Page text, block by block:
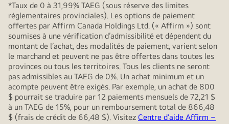
*Taux de 0 à 31,99% TAEG (sous réserve des limites
réglementaires provinciales). Les options de paiement
offertes par Affirm Canada Holdings Ltd. (« Affirm ») sont
soumises à une vérification d’admissibilité et dépendent du
montant de l’achat, des modalités de paiement, varient selon
le marchand et peuvent ne pas être offertes dans toutes les
provinces ou tous les territoires. Tous les clients ne seront
pas admissibles au TAEG de 0%. Un achat minimum et un
acompte peuvent être exigés. Par exemple, un achat de 800
$ pourrait se traduire par 12 paiements mensuels de 72,21 $
à un TAEG de 15%, pour un remboursement total de 866,48
$ (frais de crédit de 66,48 $). Visitez Centre d’aide Affirm –